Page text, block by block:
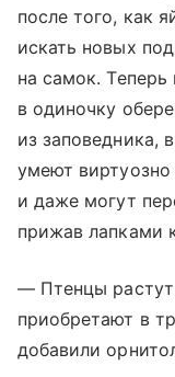
после того, как
искать новых
на самок.
в одиночку
из заповедника,
умеют
и даже могут
прижав лапками
— Птенцы растут
приобретают в
добавили